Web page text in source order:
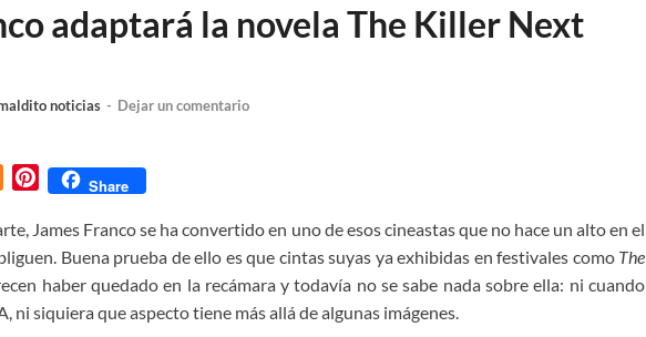
adaptará la novela The Killer Next
noticias - Dejar un comentario
M
n
e
a
m
P
n
t
e
r
Share
James Franco se ha convertido en uno de esos cineastas que no hace un alto en el
Buena prueba de ello es que cintas suyas ya exhibidas en festivales como The
haber quedado en la recámara y todavía no se sabe nada sobre ella: ni cuando
ni siquiera que aspecto tiene más allá de algunas imágenes.